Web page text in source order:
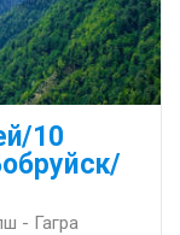
10
- Гагра